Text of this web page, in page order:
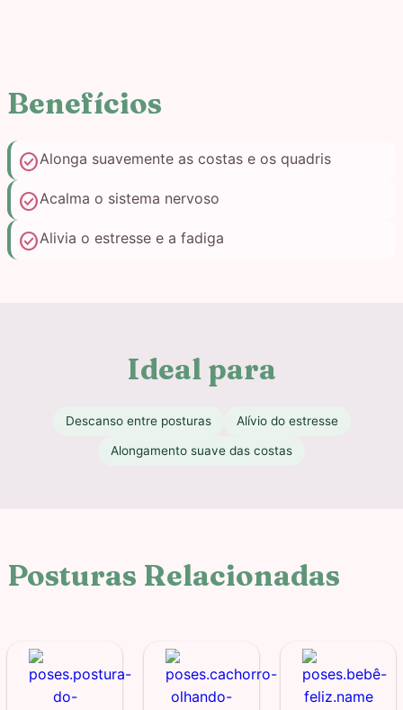
Benefícios
check_circleAlonga suavemente as costas e os quadris
check_circleAcalma o sistema nervoso
check_circleAlivia o estresse e a fadiga
Ideal para
Descanso entre posturas Alívio do estresse
Alongamento suave das costas
Posturas Relacionadas